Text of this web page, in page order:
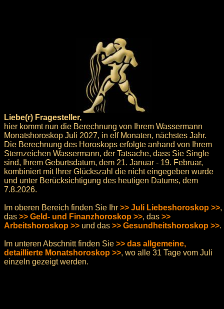
Liebe(r) Fragesteller,
hier kommt nun die Berechnung von Ihrem Wassermann
Monatshoroskop Juli 2027, in elf Monaten, nächstes Jahr.
Die Berechnung des Horoskops erfolgte anhand von Ihrem
Sternzeichen Wassermann, der Tatsache, dass Sie Single
sind, Ihrem Geburtsdatum, dem 21. Januar - 19. Februar,
kombiniert mit Ihrer Glückszahl die nicht eingegeben wurde
und unter Berücksichtigung des heutigen Datums, dem
7.8.2026.
Im oberen Bereich finden Sie Ihr >> Juli Liebeshoroskop >>,
das >> Geld- und Finanzhoroskop >>, das >>
Arbeitshoroskop >> und das >> Gesundheitshoroskop >>.
Im unteren Abschnitt finden Sie >> das allgemeine,
detaillierte Monatshoroskop >>, wo alle 31 Tage vom Juli
einzeln gezeigt werden.